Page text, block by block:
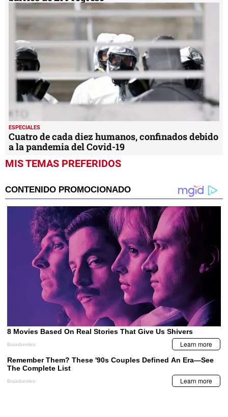
ESPECIALES
Cuatro de cada diez humanos, confinados debido
a la pandemia del Covid-19
MIS TEMAS PREFERIDOS